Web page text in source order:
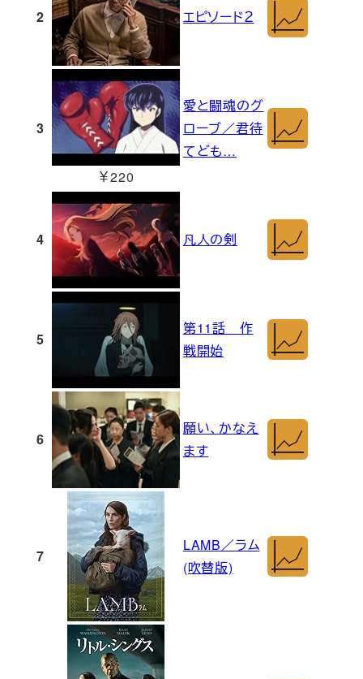
2 エピソード２
3
￥220
愛と闘魂のグ
ローブ／君待
てども…
4 凡人の剣
5
第11話 作
戦開始
6
願い、かなえ
ます
7
LAMB／ラム
(吹替版)